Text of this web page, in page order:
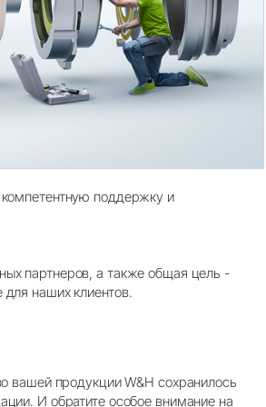
Обзор системы
поддержку и
партнеров, а также общая цель -
наших клиентов.
вашей продукции W&H сохранилось
И обратите особое внимание на